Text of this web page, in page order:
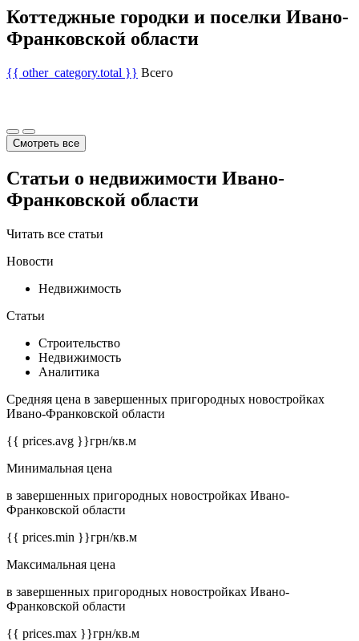
Коттеджные городки и поселки Ивано-
Франковской области
{{ other_category.total }} Всего
Смотреть все
Статьи о недвижимости Ивано-
Франковской области
Читать все статьи
Новости
Недвижимость
Статьи
Строительство
Недвижимость
Аналитика
Средняя цена в завершенных пригородных новостройках
Ивано-Франковской области
{{ prices.avg }}грн/кв.м
Минимальная цена
в завершенных пригородных новостройках Ивано-
Франковской области
{{ prices.min }}грн/кв.м
Максимальная цена
в завершенных пригородных новостройках Ивано-
Франковской области
{{ prices.max }}грн/кв.м